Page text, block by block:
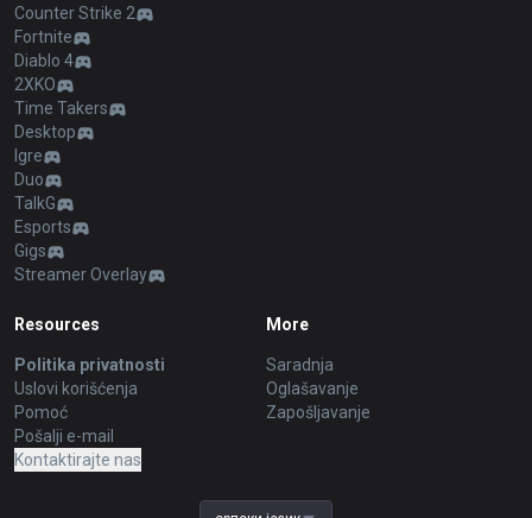
Counter Strike 2
Fortnite
Diablo 4
2XKO
Time Takers
Desktop
Igre
Duo
TalkG
Esports
Gigs
Streamer Overlay
Resources
Politika privatnosti
Uslovi korišćenja
Pomoć
Pošalji e-mail
Kontaktirajte nas
More
Saradnja
Oglašavanje
Zapošljavanje